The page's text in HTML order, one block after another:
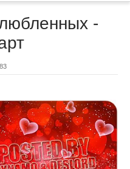
-